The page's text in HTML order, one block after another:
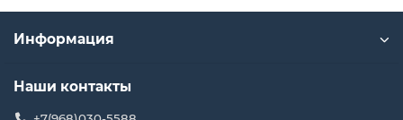
Информация
Наши контакты